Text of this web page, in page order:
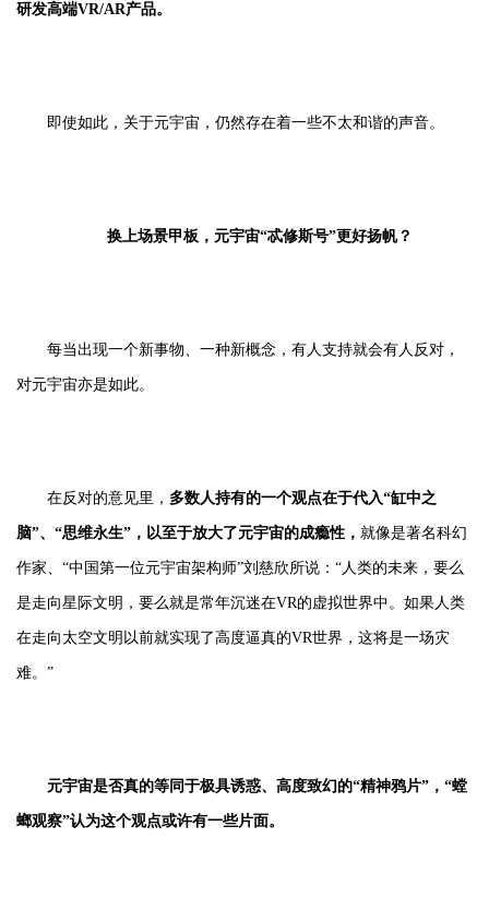
研发高端VR/AR产品。
即使如此，关于元宇宙，仍然存在着一些不太和谐的声音。
换上场景甲板，元宇宙“忒修斯号”更好扬帆？
每当出现一个新事物、一种新概念，有人支持就会有人反对，
对元宇宙亦是如此。
在反对的意见里， 多数人持有的一个观点在于代入“缸中之
脑”、“思维永生”，以至于放大了元宇宙的成瘾性， 就像是著名科幻
作家、“中国第一位元宇宙架构师”刘慈欣所说：“人类的未来，要么
是走向星际文明，要么就是常年沉迷在VR的虚拟世界中。如果人类
在走向太空文明以前就实现了高度逼真的VR世界，这将是一场灾
难。”
元宇宙是否真的等同于极具诱惑、高度致幻的“精神鸦片”，“螳
螂观察”认为这个观点或许有一些片面。